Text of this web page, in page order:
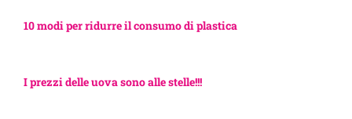
10 modi per ridurre il consumo di plastica
I prezzi delle uova sono alle stelle!!!